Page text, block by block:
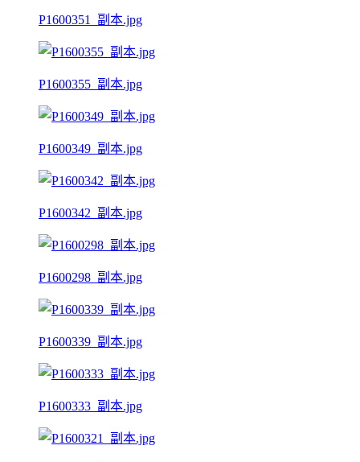
P1600351_副本.jpg
P1600355_副本.jpg
P1600349_副本.jpg
P1600342_副本.jpg
P1600298_副本.jpg
P1600339_副本.jpg
P1600333_副本.jpg